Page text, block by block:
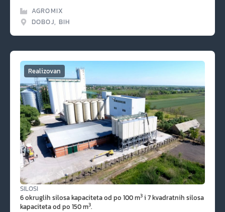
AGROMIX
DOBOJ, BIH
Realizovan
SILOSI
6 okruglih silosa kapaciteta od po 100 m3 i 7 kvadratnih silosa
kapaciteta od po 150 m3.